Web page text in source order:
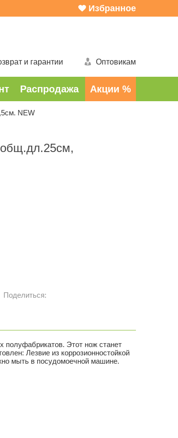
Избранное
и гарантии Оптовикам
Распродажа Акции %
NEW
Поделиться:
Этот нож станет
Лезвие из коррозионностойкой
мыть в посудомоечной машине.